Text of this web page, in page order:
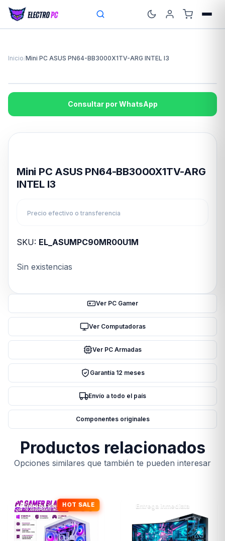
Inicio/Mini PC ASUS PN64-BB3000X1TV-ARG INTEL I3
Consultar por WhatsApp
Mini PC ASUS PN64-BB3000X1TV-ARG
INTEL I3
Precio efectivo o transferencia
SKU: EL_ASUMPC90MR00U1M
Sin existencias
Ver PC Gamer
Ver Computadoras
Ver PC Armadas
Garantía 12 meses
Envío a todo el país
Componentes originales
Productos relacionados
Opciones similares que también te pueden interesar
Entrega inmediataHOT SALE Entrega inmediata